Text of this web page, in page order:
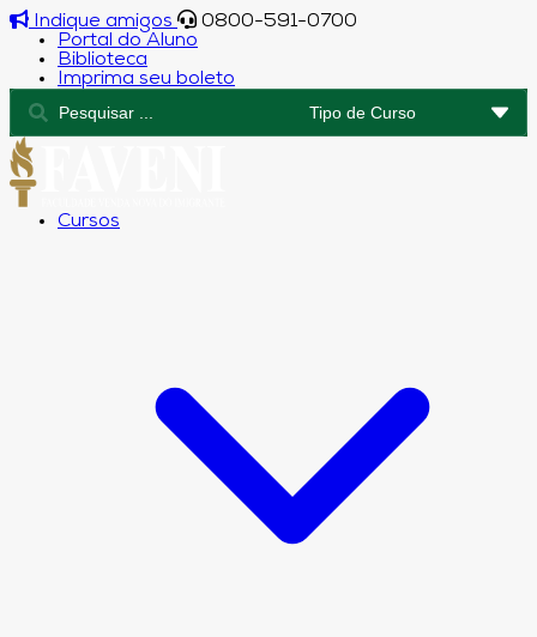
Indique amigos
0800-591-0700
Portal do Aluno
Biblioteca
Imprima seu boleto
Cursos